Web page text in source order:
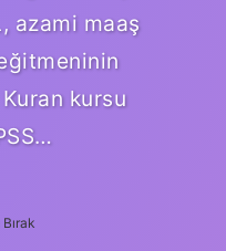
azami maaş
kursu